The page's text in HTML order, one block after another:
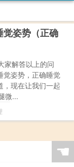
觉姿势（正确
家解答以上的问
觉姿势，正确睡觉
，现在让我们一起
微...
☚